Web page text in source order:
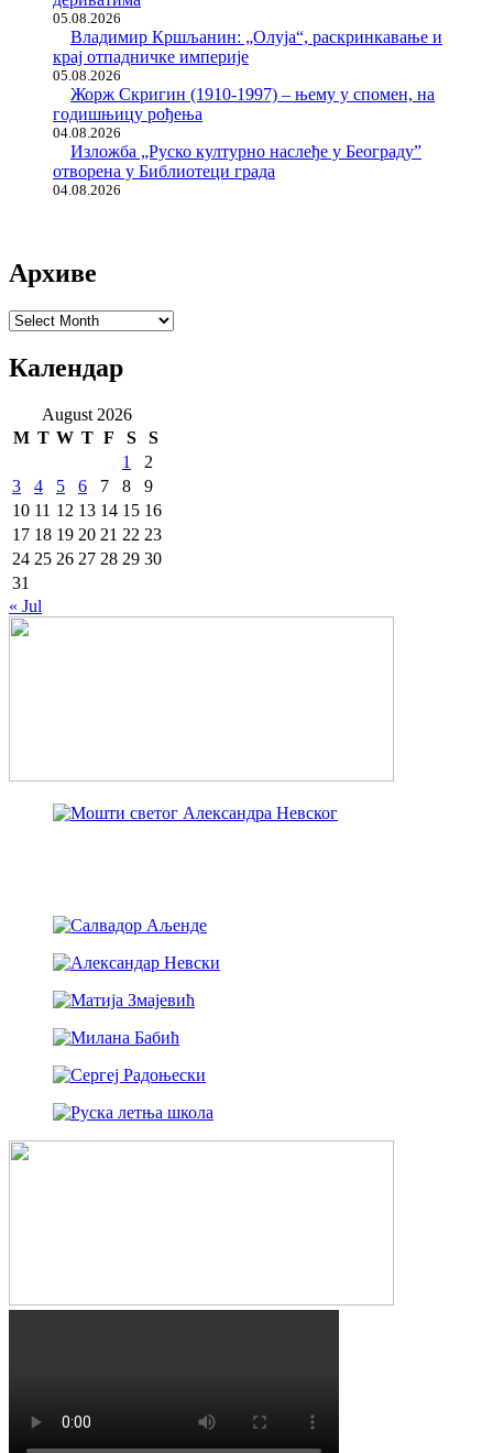
05.08.2026
Владимир Кршљанин: „Олуја“, раскринкавање и
крај отпадничке империје
05.08.2026
Жорж Скригин (1910-1997) – њему у спомен, на
годишњицу рођења
04.08.2026
Изложба „Руско културно наслеђе у Београду”
отворена у Библиотеци града
04.08.2026
Архиве
Архиве
Календар
August 2026
M T W T F S
S
1
2
3
4 5 6 7 8
9
10 11 12 13 14 15 16
17 18 19 20 21 22 23
24 25 26 27 28 29 30
31
« Jul